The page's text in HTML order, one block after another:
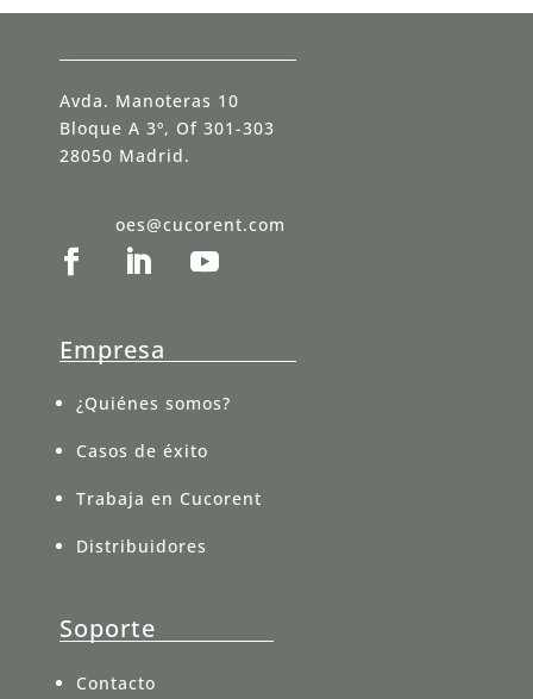
Avda. Manoteras 10
Bloque A 3º, Of 301-303
28050 Madrid.
oes@cucorent.com
Empresa
¿Quiénes somos?
Casos de éxito
Trabaja en Cucorent
Distribuidores
Soporte
Contacto